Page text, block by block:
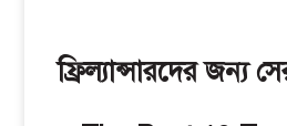
ফ্রিল্যান্সারদের জন্য